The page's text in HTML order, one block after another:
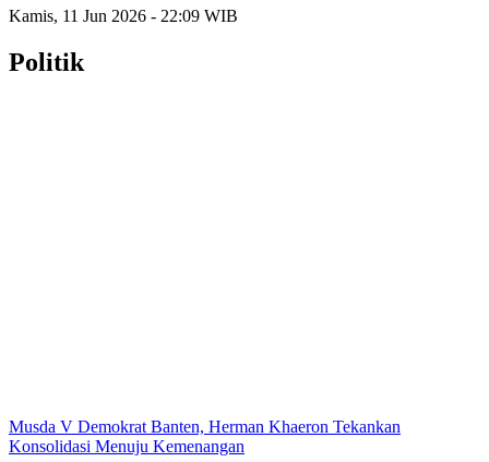
Kamis, 11 Jun 2026 - 22:09 WIB
Politik
Musda V Demokrat Banten, Herman Khaeron Tekankan
Konsolidasi Menuju Kemenangan